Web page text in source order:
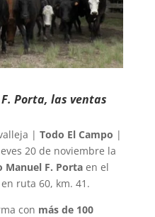
Porta, las ventas
| Todo El Campo |
20 de noviembre la
Manuel F. Portaen el
ruta 60, km. 41.
con más de 100